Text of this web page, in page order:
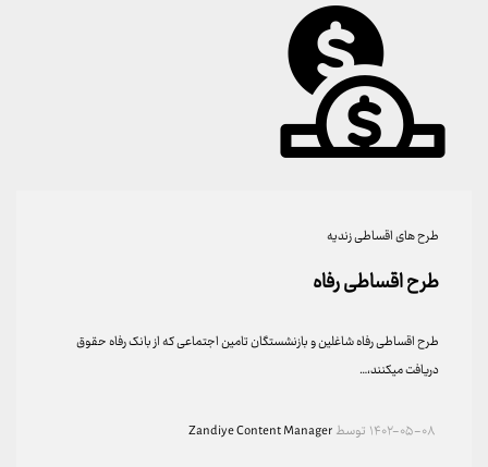
طرح های اقساطی زندیه
طرح اقساطی رفاه
طرح اقساطی رفاه شاغلین و بازنشستگان تامین اجتماعی که از بانک رفاه حقوق
دریافت میکنند،…
۱۴۰۲-۰۵-۰۸ توسطZandiye Content Manager